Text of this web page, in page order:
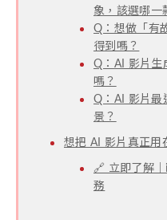
象，該選哪一
Q：想做「有
得到嗎？
Q：AI 影片生
嗎？
Q：AI 影片最
景？
想把 AI 影片真正用
🔗 立即了解
務